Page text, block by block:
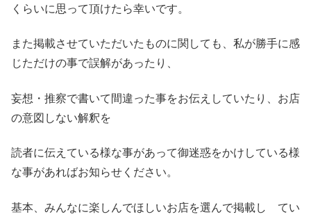
くらいに思って頂けたら幸いです。
また掲載させていただいたものに関しても、私が勝手に感
じただけの事で誤解があったり、
妄想・推察で書いて間違った事をお伝えしていたり、お店
の意図しない解釈を
読者に伝えている様な事があって御迷惑をかけしている様
な事があればお知らせください。
基本、みんなに楽しんでほしいお店を選んで掲載し てい